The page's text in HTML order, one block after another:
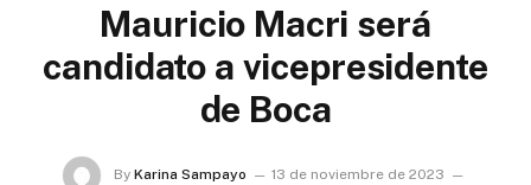
Mauricio Macri será
candidato a vicepresidente
de Boca
By Karina Sampayo
13 de noviembre de 2023